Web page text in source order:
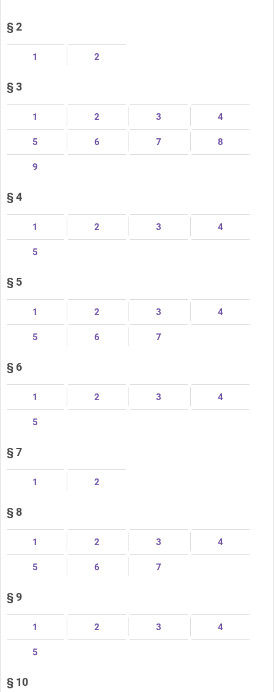
§ 2
1 2
§ 3
1 2 3 4
5 6 7 8
9
§ 4
1 2 3 4
5
§ 5
1 2 3 4
5 6 7
§ 6
1 2 3 4
5
§ 7
1 2
§ 8
1 2 3 4
5 6 7
§ 9
1 2 3 4
5
§ 10